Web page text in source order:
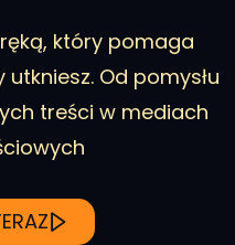
który pomaga
Od pomysłu
treści w mediach